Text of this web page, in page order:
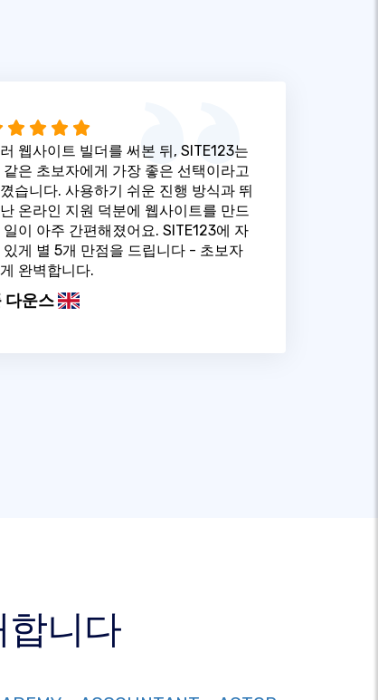
웹사이트 빌더를 써본 뒤, SITE123는
같은 초보자에게 가장 좋은 선택이라고
습니다. 사용하기 쉬운 진행 방식과 뛰
온라인 지원 덕분에 웹사이트를 만드
일이 아주 간편해졌어요. SITE123에 자
있게 별 5개 만점을 드립니다 - 초보자
완벽합니다.
다운스
니다